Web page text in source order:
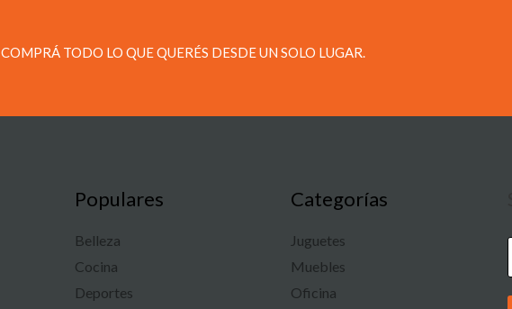
COMPRÁ TODO LO QUE QUERÉS DESDE UN SOLO LUGAR.
Populares
Belleza
Cocina
Deportes
Categorías
Juguetes
Muebles
Oficina